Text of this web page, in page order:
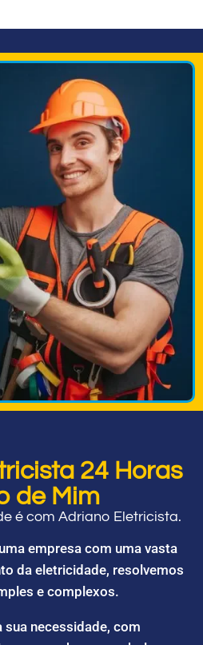
24 Horas
de Mim
é com Adriano Eletricista.
empresa com uma vasta
da eletricidade, resolvemos
e complexos.
necessidade, com